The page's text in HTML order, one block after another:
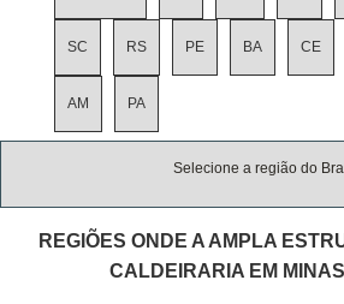
SC RS PE BA CE
AM PA
Selecione a região do
REGIÕES ONDE A AMPLA
CALDEIRARIA EM